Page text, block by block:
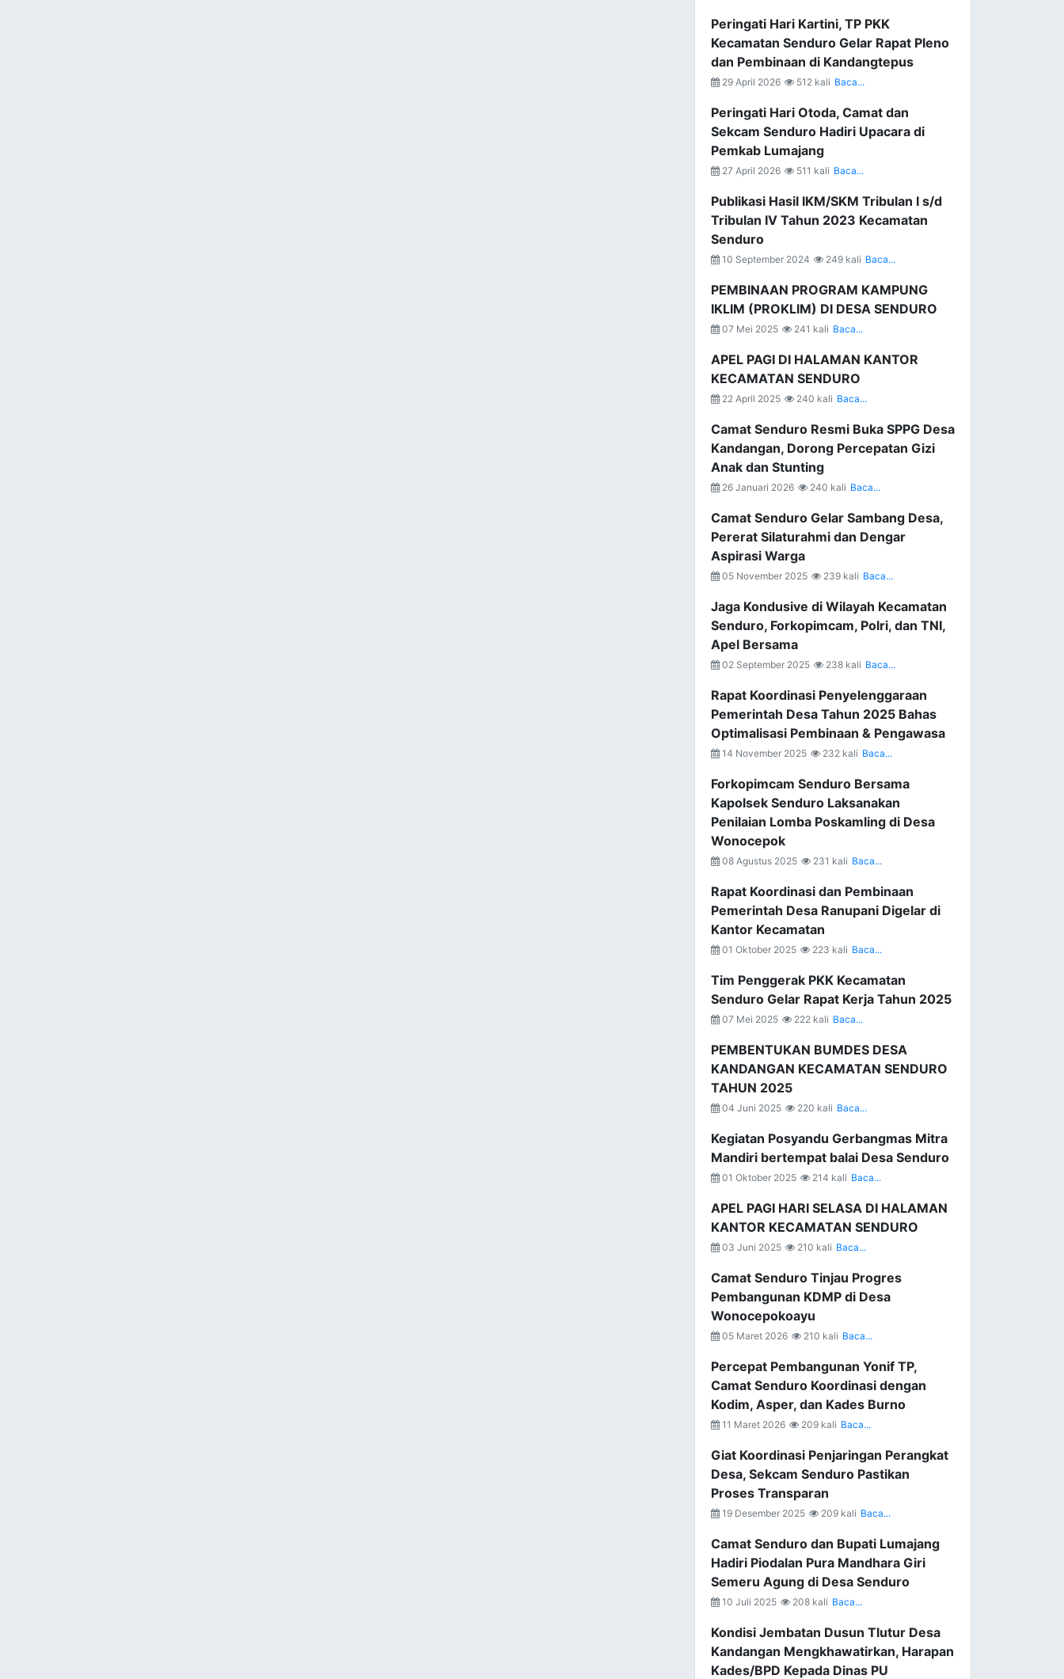
Peringati Hari Kartini, TP PKK
Kecamatan Senduro Gelar Rapat Pleno
dan Pembinaan di Kandangtepus
29 April 2026 512 kali Baca...
Peringati Hari Otoda, Camat dan
Sekcam Senduro Hadiri Upacara di
Pemkab Lumajang
27 April 2026 511 kali Baca...
Publikasi Hasil IKM/SKM Tribulan I s/d
Tribulan IV Tahun 2023 Kecamatan
Senduro
10 September 2024 249 kali Baca...
PEMBINAAN PROGRAM KAMPUNG
IKLIM (PROKLIM) DI DESA SENDURO
07 Mei 2025 241 kali Baca...
APEL PAGI DI HALAMAN KANTOR
KECAMATAN SENDURO
22 April 2025 240 kali Baca...
Camat Senduro Resmi Buka SPPG Desa
Kandangan, Dorong Percepatan Gizi
Anak dan Stunting
26 Januari 2026 240 kali Baca...
Camat Senduro Gelar Sambang Desa,
Pererat Silaturahmi dan Dengar
Aspirasi Warga
05 November 2025 239 kali Baca...
Jaga Kondusive di Wilayah Kecamatan
Senduro, Forkopimcam, Polri, dan TNI,
Apel Bersama
02 September 2025 238 kali Baca...
Rapat Koordinasi Penyelenggaraan
Pemerintah Desa Tahun 2025 Bahas
Optimalisasi Pembinaan & Pengawasa
14 November 2025 232 kali Baca...
Forkopimcam Senduro Bersama
Kapolsek Senduro Laksanakan
Penilaian Lomba Poskamling di Desa
Wonocepok
08 Agustus 2025 231 kali Baca...
Rapat Koordinasi dan Pembinaan
Pemerintah Desa Ranupani Digelar di
Kantor Kecamatan
01 Oktober 2025 223 kali Baca...
Tim Penggerak PKK Kecamatan
Senduro Gelar Rapat Kerja Tahun 2025
07 Mei 2025 222 kali Baca...
PEMBENTUKAN BUMDES DESA
KANDANGAN KECAMATAN SENDURO
TAHUN 2025
04 Juni 2025 220 kali Baca...
Kegiatan Posyandu Gerbangmas Mitra
Mandiri bertempat balai Desa Senduro
01 Oktober 2025 214 kali Baca...
APEL PAGI HARI SELASA DI HALAMAN
KANTOR KECAMATAN SENDURO
03 Juni 2025 210 kali Baca...
Camat Senduro Tinjau Progres
Pembangunan KDMP di Desa
Wonocepokoayu
05 Maret 2026 210 kali Baca...
Percepat Pembangunan Yonif TP,
Camat Senduro Koordinasi dengan
Kodim, Asper, dan Kades Burno
11 Maret 2026 209 kali Baca...
Giat Koordinasi Penjaringan Perangkat
Desa, Sekcam Senduro Pastikan
Proses Transparan
19 Desember 2025 209 kali Baca...
Camat Senduro dan Bupati Lumajang
Hadiri Piodalan Pura Mandhara Giri
Semeru Agung di Desa Senduro
10 Juli 2025 208 kali Baca...
Kondisi Jembatan Dusun Tlutur Desa
Kandangan Mengkhawatirkan, Harapan
Kades/BPD Kepada Dinas PU